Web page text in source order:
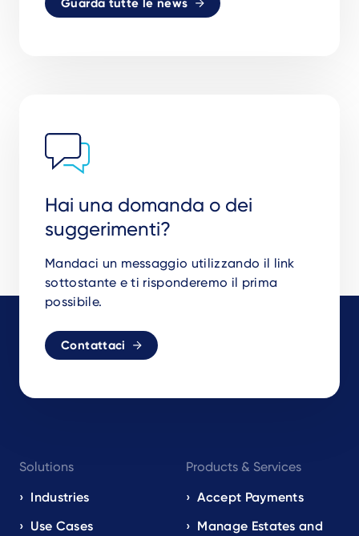
Guarda tutte le news
Hai una domanda o dei
suggerimenti?
Mandaci un messaggio utilizzando il link
sottostante e ti risponderemo il prima
possibile.
Contattaci
navigation
EN
Solutions
Industries
Use Cases
Products & Services
Accept Payments
Manage Estates and